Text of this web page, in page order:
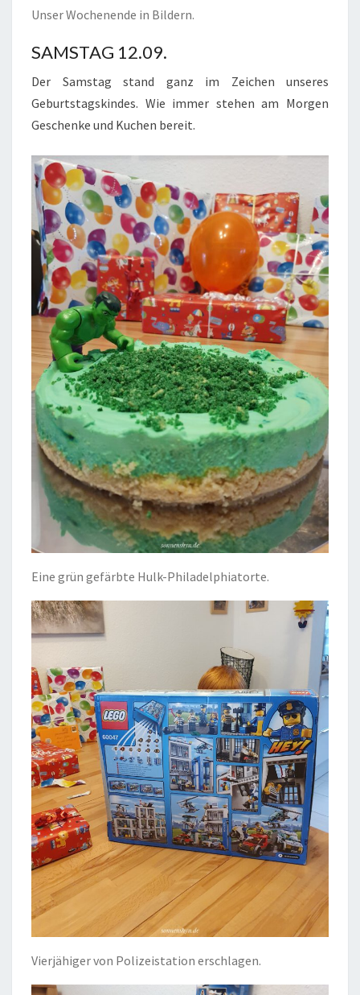
Unser Wochenende in Bildern.
SAMSTAG 12.09.
Der Samstag stand ganz im Zeichen unseres
Geburtstagskindes. Wie immer stehen am Morgen
Geschenke und Kuchen bereit.
Eine grün gefärbte Hulk-Philadelphiatorte.
Vierjähiger von Polizeistation erschlagen.